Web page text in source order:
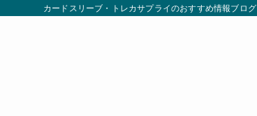
カードスリーブ・トレカサプライのおすすめ情報ブログ